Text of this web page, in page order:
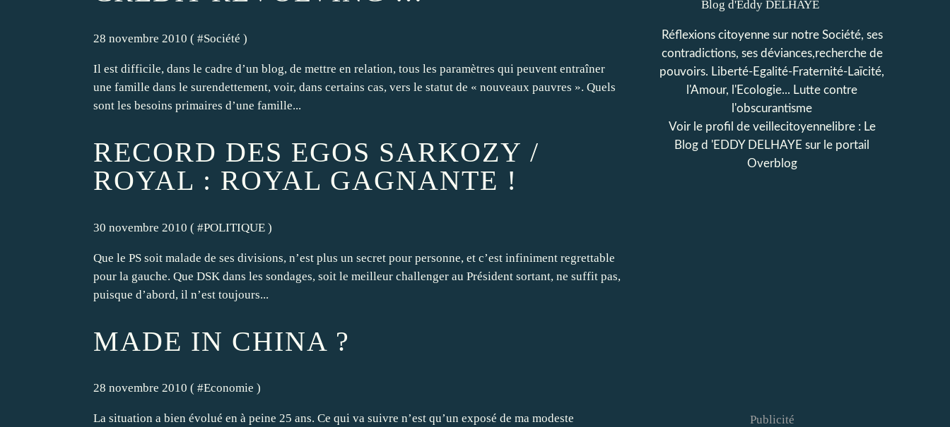
28 novembre 2010 ( #Société )
Il est difficile, dans le cadre d’un blog, de mettre en relation, tous les paramètres qui peuvent entraîner
une famille dans le surendettement, voir, dans certains cas, vers le statut de « nouveaux pauvres ». Quels
sont les besoins primaires d’une famille...
RECORD DES EGOS SARKOZY /
ROYAL : ROYAL GAGNANTE !
30 novembre 2010 ( #POLITIQUE )
Que le PS soit malade de ses divisions, n’est plus un secret pour personne, et c’est infiniment regrettable
pour la gauche. Que DSK dans les sondages, soit le meilleur challenger au Président sortant, ne suffit pas,
puisque d’abord, il n’est toujours...
MADE IN CHINA ?
28 novembre 2010 ( #Economie )
La situation a bien évolué en à peine 25 ans. Ce qui va suivre n’est qu’un exposé de ma modeste
Réflexions citoyenne sur notre Société, ses
contradictions, ses déviances,recherche de
pouvoirs. Liberté-Egalité-Fraternité-Laïcité,
l'Amour, l'Ecologie... Lutte contre
l'obscurantisme
Voir le profil de veillecitoyennelibre : Le
Blog d 'EDDY DELHAYE sur le portail
Overblog
Publicité